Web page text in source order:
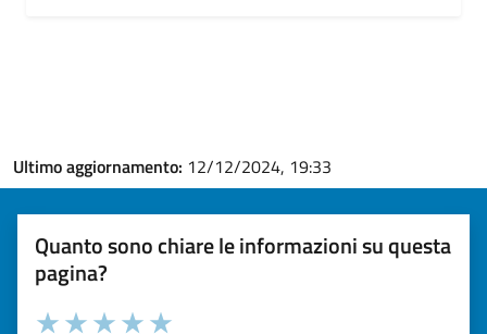
Ultimo aggiornamento: 12/12/2024, 19:33
Quanto sono chiare le informazioni su questa
pagina?
Valuta la chiarezza delle informazioni (da 1 a 5 stelle)
Seleziona il numero di stelle per valutare la chiarezza delle